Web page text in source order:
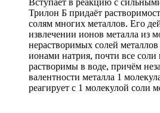
Вступает в реакцию с
Трилон Б придаёт
солям многих металлов. Его
извлечении ионов металла из
нерастворимых солей
ионами натрия, почти все соли
растворимы в воде, причём
валентности металла 1
реагирует с 1 молекулой соли